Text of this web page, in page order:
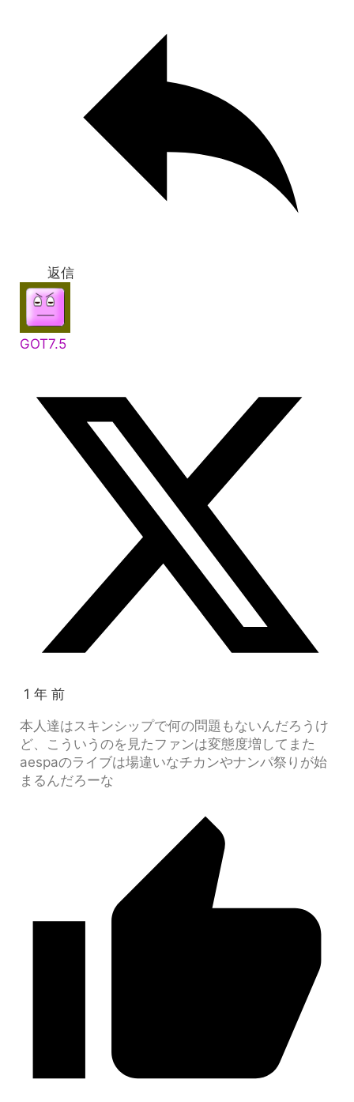
返信
GOT7.5
1 年 前
本人達はスキンシップで何の問題もないんだろうけ
ど、こういうのを見たファンは変態度増してまた
aespaのライブは場違いなチカンやナンパ祭りが始
まるんだろーな